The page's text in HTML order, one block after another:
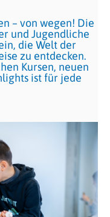
– von wegen! Die
und Jugendliche
die Welt der
zu entdecken.
Kursen, neuen
ist für jede